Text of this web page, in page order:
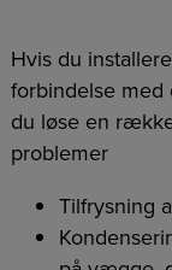
Hvis du
forbindelse med
du løse en
problemer
Tilfrysning